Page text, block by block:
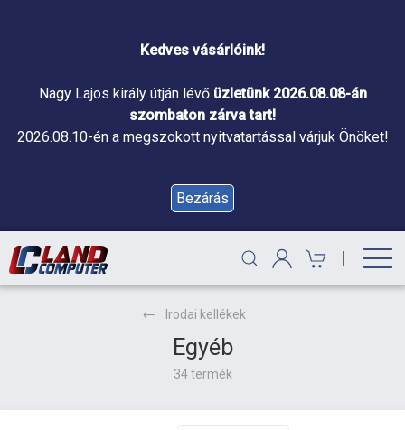
Kedves vásárlóink!
Nagy Lajos király útján lévő üzletünk 2026.08.08-án
szombaton zárva tart!
2026.08.10-én a megszokott nyitvatartással várjuk Önöket!
Bezárás
|
Irodai kellékek
Egyéb
34 termék